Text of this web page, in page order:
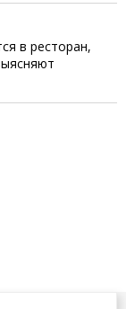
в ресторан,